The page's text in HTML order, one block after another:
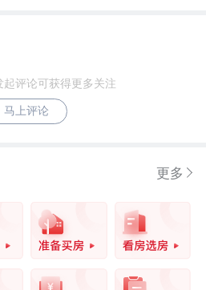
起评论可获得更多关注
马上评论
更多